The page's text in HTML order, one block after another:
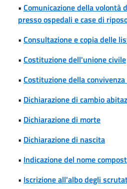
• Comunicazione della volontà
presso ospedali e case di
• Consultazione e copia delle
• Costituzione dell'unione civile
• Costituzione della
• Dichiarazione di cambio
• Dichiarazione di morte
• Dichiarazione di nascita
• Indicazione del nome
• Iscrizione all'albo degli